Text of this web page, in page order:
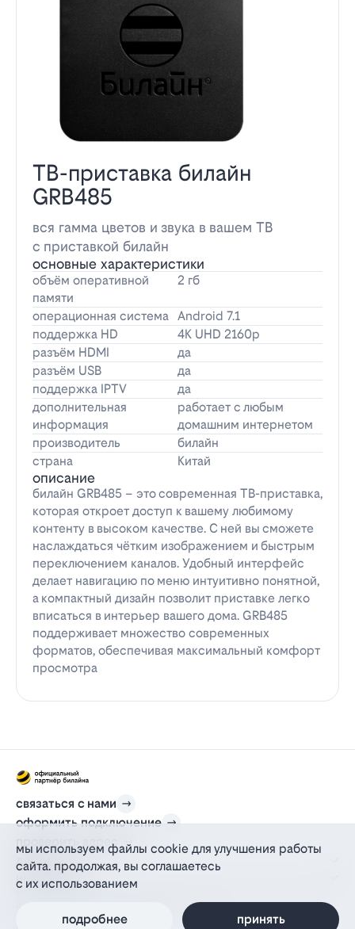
ТВ-приставка билайн
GRB485
вся гамма цветов и звука в вашем ТВ
с приставкой билайн
основные характеристики
объём оперативной
памяти
2 гб
операционная система Android 7.1
поддержка HD
4K UHD 2160p
разъём HDMI
да
разъём USB
да
поддержка IPTV
да
дополнительная
информация
работает с любым
домашним интернетом
производитель
билайн
страна
Китай
описание
билайн GRB485 – это современная ТВ-приставка,
которая откроет доступ к вашему любимому
контенту в высоком качестве. С ней вы сможете
наслаждаться чётким изображением и быстрым
переключением каналов. Удобный интерфейс
делает навигацию по меню интуитивно понятной,
а компактный дизайн позволит приставке легко
вписаться в интерьер вашего дома. GRB485
поддерживает множество современных
форматов, обеспечивая максимальный комфорт
просмотра
связаться с нами
оформить подключение
проверить адрес
для дома
информация
действующий на основании агентского договора
политика персональных данных
мы используем файлы cookie для улучшения работы
сайта. продолжая, вы соглашаетесь
с их использованием
подробнее принять